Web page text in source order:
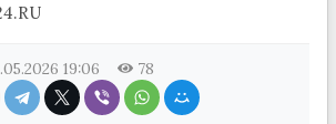
19:06 78